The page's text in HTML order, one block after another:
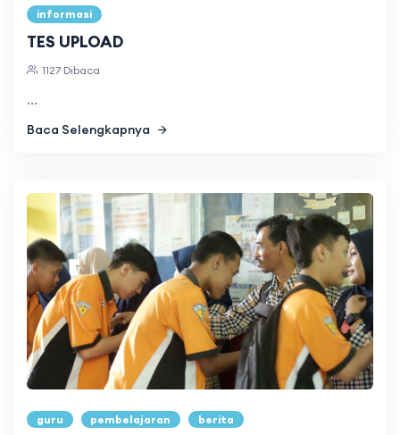
informasi
TES UPLOAD
1127 Dibaca
...
Baca Selengkapnya
guru pembelajaran berita